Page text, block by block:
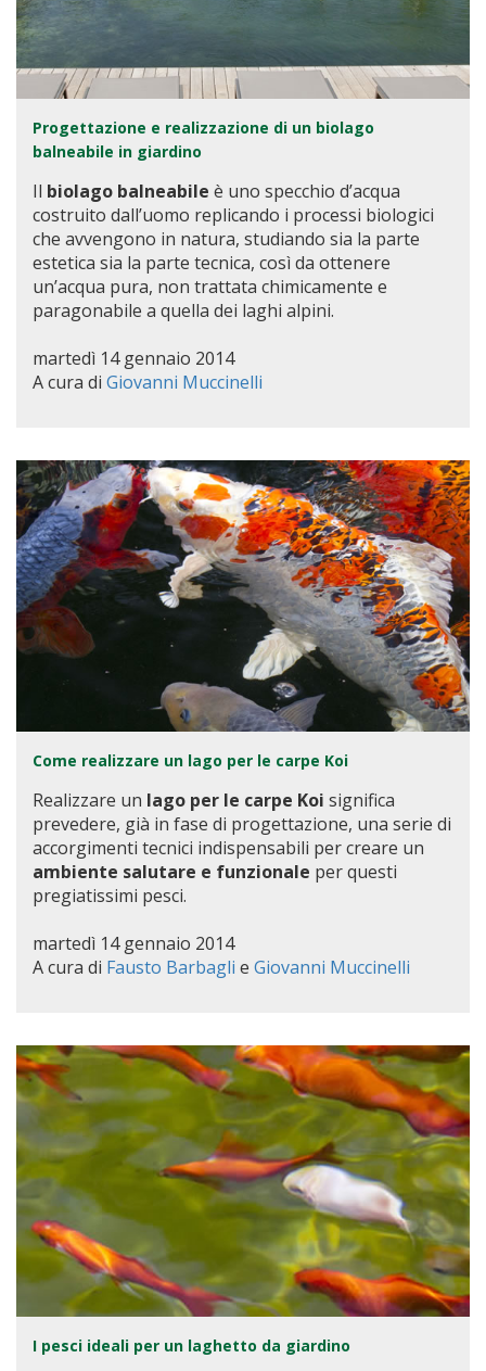
Progettazione e realizzazione di un biolago
balneabile in giardino
Il biolago balneabile è uno specchio d’acqua
costruito dall’uomo replicando i processi biologici
che avvengono in natura, studiando sia la parte
estetica sia la parte tecnica, così da ottenere
un’acqua pura, non trattata chimicamente e
paragonabile a quella dei laghi alpini.
martedì 14 gennaio 2014
A cura di Giovanni Muccinelli
Come realizzare un lago per le carpe Koi
Realizzare un lago per le carpe Koi significa
prevedere, già in fase di progettazione, una serie di
accorgimenti tecnici indispensabili per creare un
ambiente salutare e funzionale per questi
pregiatissimi pesci.
martedì 14 gennaio 2014
A cura di Fausto Barbagli e Giovanni Muccinelli
I pesci ideali per un laghetto da giardino